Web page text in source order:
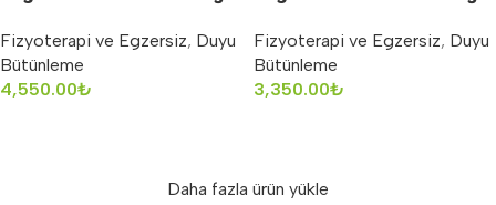
Fizyoterapi ve Egzersiz, Duyu
Bütünleme
4,550.00₺
Fizyoterapi ve Egzersiz, Duyu
Bütünleme
3,350.00₺
Daha fazla ürün yükle